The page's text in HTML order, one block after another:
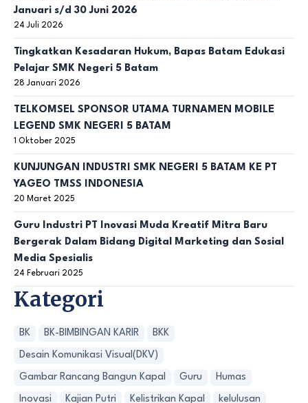
Januari s/d 30 Juni 2026
24 Juli 2026
Tingkatkan Kesadaran Hukum, Bapas Batam Edukasi
Pelajar SMK Negeri 5 Batam
28 Januari 2026
TELKOMSEL SPONSOR UTAMA TURNAMEN MOBILE
LEGEND SMK NEGERI 5 BATAM
1 Oktober 2025
KUNJUNGAN INDUSTRI SMK NEGERI 5 BATAM KE PT
YAGEO TMSS INDONESIA
20 Maret 2025
Guru Industri PT Inovasi Muda Kreatif Mitra Baru
Bergerak Dalam Bidang Digital Marketing dan Sosial
Media Spesialis
24 Februari 2025
Kategori
BK BK-BIMBINGAN KARIR BKK
Desain Komunikasi Visual(DKV)
Gambar Rancang Bangun Kapal Guru Humas
Inovasi Kajian Putri Kelistrikan Kapal kelulusan